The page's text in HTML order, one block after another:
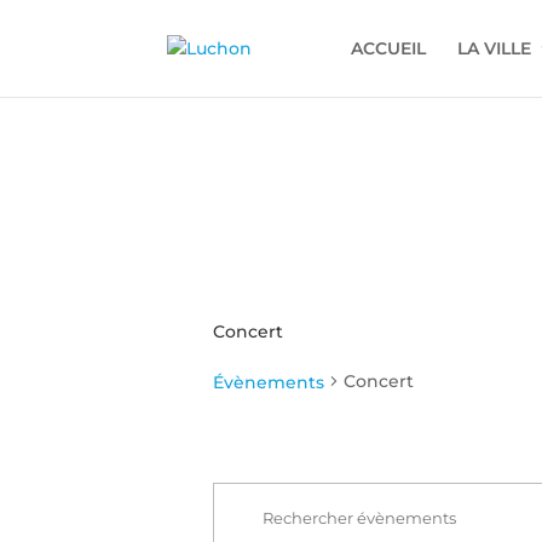
ACCUEIL LA VILLE
Concert
Évènements Concert
Évènements
Recherche